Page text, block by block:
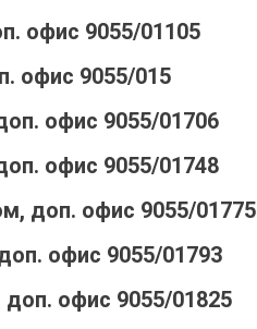
офис 9055/01105
офис 9055/015
офис 9055/01706
офис 9055/01748
доп. офис 9055/01775
офис 9055/01793
офис 9055/01825